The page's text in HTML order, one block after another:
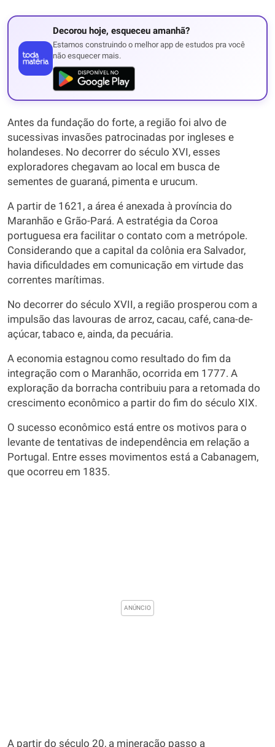
Decorou hoje, esqueceu amanhã?
Estamos construindo o melhor app de estudos pra você
não esquecer mais.
Antes da fundação do forte, a região foi alvo de
sucessivas invasões patrocinadas por ingleses e
holandeses. No decorrer do século XVI, esses
exploradores chegavam ao local em busca de
sementes de guaraná, pimenta e urucum.
A partir de 1621, a área é anexada à província do
Maranhão e Grão-Pará. A estratégia da Coroa
portuguesa era facilitar o contato com a metrópole.
Considerando que a capital da colônia era Salvador,
havia dificuldades em comunicação em virtude das
correntes marítimas.
No decorrer do século XVII, a região prosperou com a
impulsão das lavouras de arroz, cacau, café, cana-de-
açúcar, tabaco e, ainda, da pecuária.
A economia estagnou como resultado do fim da
integração com o Maranhão, ocorrida em 1777. A
exploração da borracha contribuiu para a retomada do
crescimento econômico a partir do fim do século XIX.
O sucesso econômico está entre os motivos para o
levante de tentativas de independência em relação a
Portugal. Entre esses movimentos está a Cabanagem,
que ocorreu em 1835.
A partir do século 20, a mineração passo a